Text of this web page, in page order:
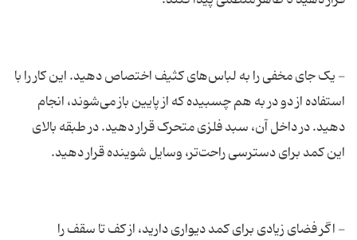
- یک جای مخفی را به لباس‌های کثیف اختصاص دهید. این کار را با
استفاده از دو در به هم چسبیده که از پایین باز می‌شوند، انجام
دهید. در داخل آن، سبد فلزی متحرک قرار دهید. در طبقه بالای
- اگر فضای زیادی برای کمد دیواری دارید، از کف تا سقف را